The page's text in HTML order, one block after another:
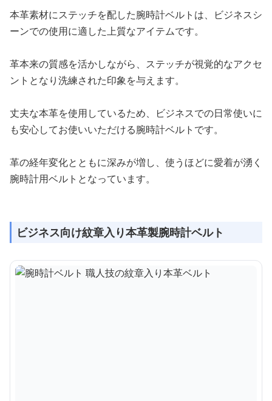
本革素材にステッチを配した腕時計ベルトは、ビジネスシ
ーンでの使用に適した上質なアイテムです。
革本来の質感を活かしながら、ステッチが視覚的なアクセ
ントとなり洗練された印象を与えます。
丈夫な本革を使用しているため、ビジネスでの日常使いに
も安心してお使いいただける腕時計ベルトです。
革の経年変化とともに深みが増し、使うほどに愛着が湧く
腕時計用ベルトとなっています。
ビジネス向け紋章入り本革製腕時計ベルト